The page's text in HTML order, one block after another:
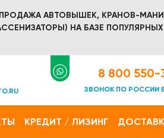
АВТОВЫШЕК, КРАНОВ-
НА БАЗЕ
8 800
ЗВОНОК ПО РОССИИ
КРЕДИТ / ЛИЗИНГ